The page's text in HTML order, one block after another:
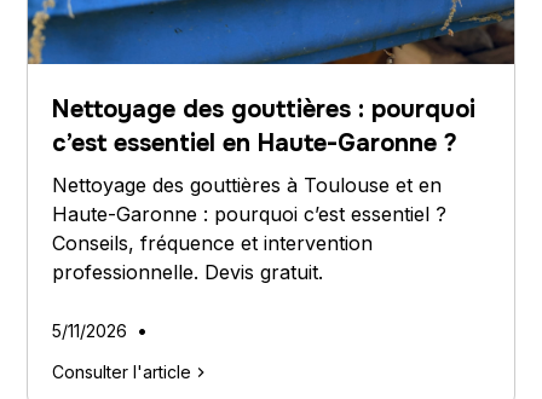
Nettoyage des gouttières : pourquoi
c’est essentiel en Haute-Garonne ?
Nettoyage des gouttières à Toulouse et en
Haute-Garonne : pourquoi c’est essentiel ?
Conseils, fréquence et intervention
professionnelle. Devis gratuit.
5/11/2026 •
Consulter l'article